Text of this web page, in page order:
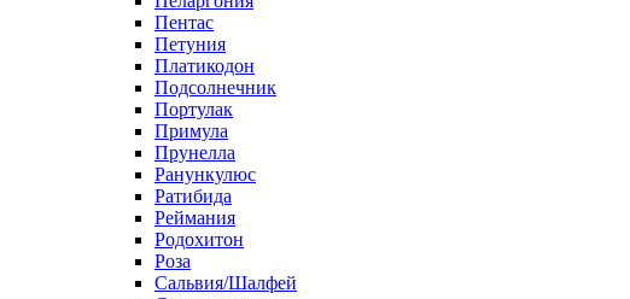
Пентас
Петуния
Платикодон
Подсолнечник
Портулак
Примула
Прунелла
Ранункулюс
Ратибида
Реймания
Родохитон
Роза
Сальвия/Шалфей